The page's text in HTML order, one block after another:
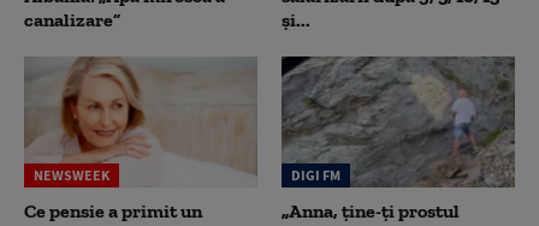
canalizare”
și...
NEWSWEEK
Ce pensie a primit un
DIGI FM
„Anna, ţine-ţi prostul